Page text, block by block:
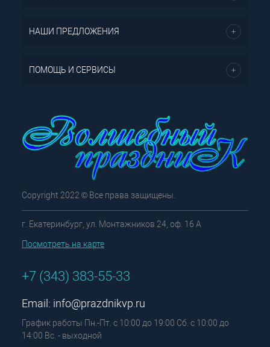
НАШИ ПРЕДЛОЖЕНИЯ
ПОМОЩЬ И СЕРВИСЫ
Copyright 2022 © Все права защищены.
г. Екатеринбург, ул. Монтажников 24, оф. 16 А
Посмотреть на карте
+7 (343) 383-55-33
Email: info@prazdnikvp.ru
График работы Пн.-Пт. с 10:00 до 19:00 Сб. с 10:00 до
14:00 Вс. - выходной